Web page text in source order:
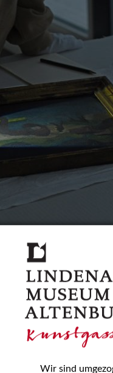
Vermittlung
Malerei 17.–19. Jh.
Deutsche Malerei 20./
Grafische Sammlung
Kunstbibliothek
Restaurierung
Forschung
Museum Altenburg
der Wissenschaft wurde
Er wird jährlich am
die Mädchen und
stellt
Wir sind